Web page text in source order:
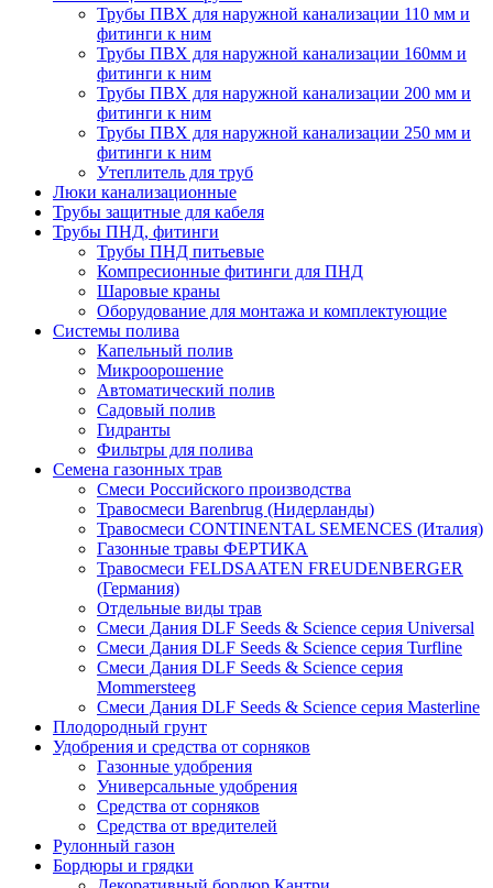
Трубы ПВХ для наружной канализации 110 мм и
фитинги к ним
Трубы ПВХ для наружной канализации 160мм и
фитинги к ним
Трубы ПВХ для наружной канализации 200 мм и
фитинги к ним
Трубы ПВХ для наружной канализации 250 мм и
фитинги к ним
Утеплитель для труб
Люки канализационные
Трубы защитные для кабеля
Трубы ПНД, фитинги
Трубы ПНД питьевые
Компресионные фитинги для ПНД
Шаровые краны
Оборудование для монтажа и комплектующие
Системы полива
Капельный полив
Микроорошение
Автоматический полив
Садовый полив
Гидранты
Фильтры для полива
Семена газонных трав
Смеси Российского производства
Травосмеси Barenbrug (Нидерланды)
Травосмеси CONTINENTAL SEMENCES (Италия)
Газонные травы ФЕРТИКА
Травосмеси FELDSAATEN FREUDENBERGER
(Германия)
Отдельные виды трав
Смеси Дания DLF Seeds & Sciеnce серия Universal
Смеси Дания DLF Seeds & Sciеnce серия Turfline
Смеси Дания DLF Seeds & Sciеnce серия
Mommersteeg
Смеси Дания DLF Seeds & Sciеnce серия Masterline
Плодородный грунт
Удобрения и средства от сорняков
Газонные удобрения
Универсальные удобрения
Средства от сорняков
Средства от вредителей
Рулонный газон
Бордюры и грядки